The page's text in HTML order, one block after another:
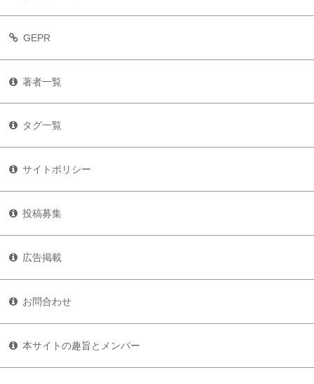
GEPR
著者一覧
タグ一覧
サイトポリシー
投稿募集
広告掲載
お問合わせ
本サイトの趣旨とメンバー